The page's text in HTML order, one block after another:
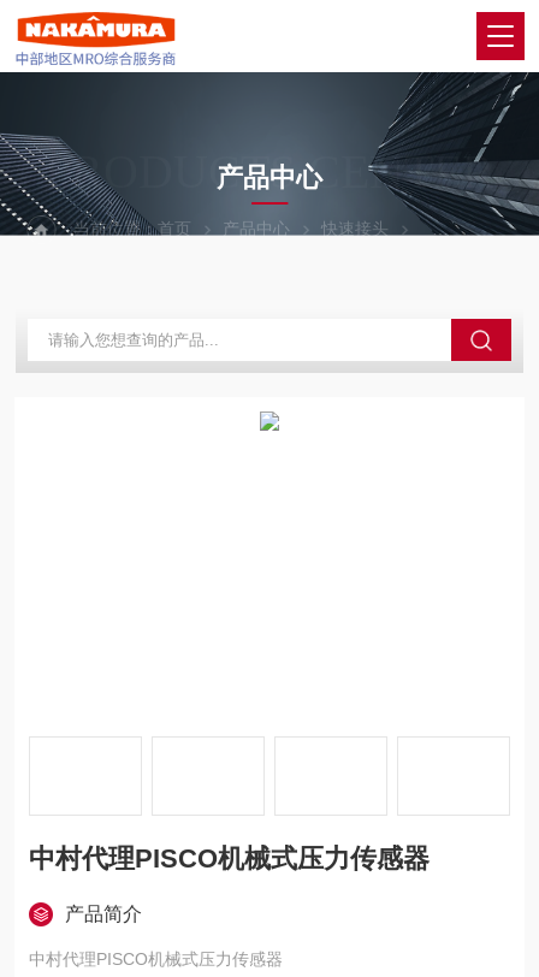
PRODUCTS CENTER
产品中心
当前位置：首页 产品中心 快速接头 PISCO碧烁科
中村代理PISCO机械式压力传感器
产品简介
中村代理PISCO机械式压力传感器